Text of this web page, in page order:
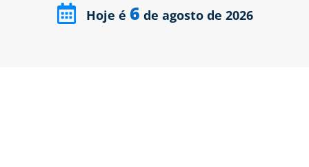
Hoje é 6 de agosto de 2026